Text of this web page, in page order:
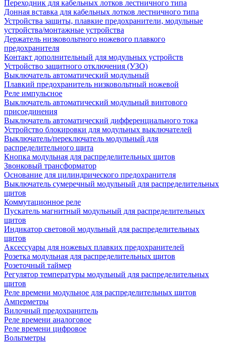
Переходник для кабельных лотков лестничного типа
Донная вставка для кабельных лотков лестничного типа
Устройства защиты, плавкие предохранители, модульные
устройства/монтажные устройства
Держатель низковольтного ножевого плавкого
предохранителя
Контакт дополнительный для модульных устройств
Устройство защитного отключения (УЗО)
Выключатель автоматический модульный
Плавкий предохранитель низковольтный ножевой
Реле импульсное
Выключатель автоматический модульный винтового
присоединения
Выключатель автоматический дифференциального тока
Устройство блокировки для модульных выключателей
Выключатель/переключатель модульный для
распределительного щита
Кнопка модульная для распределительных щитов
Звонковый трансформатор
Основание для цилиндрического предохранителя
Выключатель сумеречный модульный для распределительных
щитов
Коммутационное реле
Пускатель магнитный модульный для распределительных
щитов
Индикатор световой модульный для распределительных
щитов
Аксессуары для ножевых плавких предохранителей
Розетка модульная для распределительных щитов
Розеточный таймер
Регулятор температуры модульный для распределительных
щитов
Реле времени модульное для распределительных щитов
Амперметры
Вилочный предохранитель
Реле времени аналоговое
Реле времени цифровое
Вольтметры